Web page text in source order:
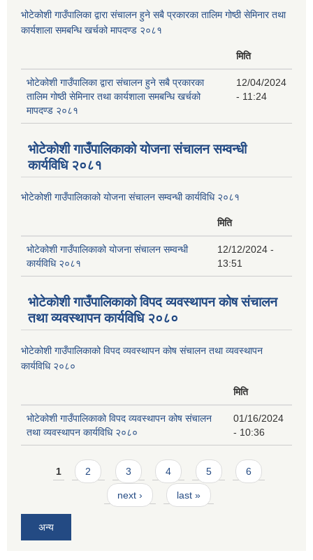
भोटेकोशी गाउँपालिका द्वारा संचालन हुने सबै प्रकारका तालिम गोष्ठी सेमिनार तथा
कार्यशाला समबन्धि खर्चको मापदण्ड २०८१
मिति
भोटेकोशी गाउँपालिका द्वारा संचालन हुने सबै प्रकारका
तालिम गोष्ठी सेमिनार तथा कार्यशाला समबन्धि खर्चको
मापदण्ड २०८१
12/04/2024
- 11:24
भोटेकोशी गाउँपालिकाको योजना संचालन सम्वन्धी
कार्यविधि २०८१
भोटेकोशी गाउँपालिकाको योजना संचालन सम्वन्धी कार्यविधि २०८१
मिति
भोटेकोशी गाउँपालिकाको योजना संचालन सम्वन्धी
कार्यविधि २०८१
12/12/2024 -
13:51
भोटेकोशी गाउँपालिकाको विपद व्यवस्थापन कोष संचालन
तथा व्यवस्थापन कार्यविधि २०८०
भोटेकोशी गाउँपालिकाको विपद व्यवस्थापन कोष संचालन तथा व्यवस्थापन
कार्यविधि २०८०
मिति
भोटेकोशी गाउँपालिकाको विपद व्यवस्थापन कोष संचालन
तथा व्यवस्थापन कार्यविधि २०८०
01/16/2024
- 10:36
Pages
1 2 3 4 5 6
next › last »
अन्य